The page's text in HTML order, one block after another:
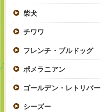
柴犬
チワワ
フレンチ・ブルドッグ
ポメラニアン
ゴールデン・レトリバー
シーズー